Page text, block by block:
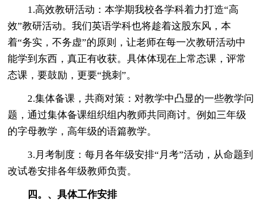
1.高效教研活动：本学期我校各学科着力打造“高
效”教研活动。我们英语学科也将趁着这股东风，本
着“务实，不务虚”的原则，让老师在每一次教研活动中
能学到东西，真正有收获。具体体现在上常态课，评常
态课，要鼓励，更要“挑刺”。
2.集体备课，共商对策：对教学中凸显的一些教学问
题，通过集体备课组织组内教师共同商讨。例如三年级
的字母教学，高年级的语篇教学。
3.月考制度：每月各年级安排“月考”活动，从命题到
改试卷安排各年级教师负责。
四。、具体工作安排